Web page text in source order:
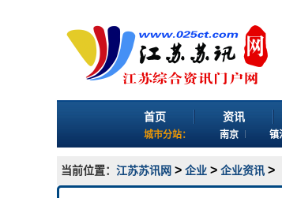
首页 资讯
城市分站： 南京 镇
当前位置： 江苏苏讯网 > 企业 > 企业资讯 >